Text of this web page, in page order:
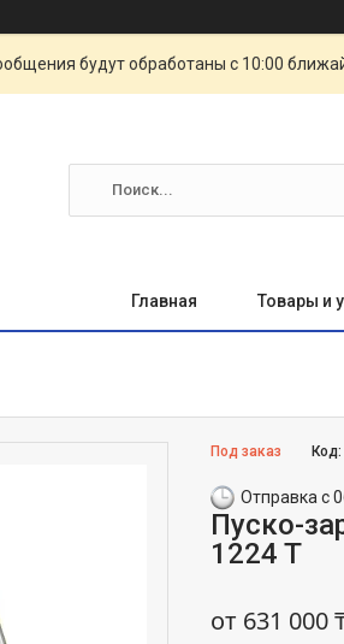
будут обработаны с 10:00
Главная Товары и
Под заказ
Отправка с
Пуско-
1224 T
от 631 000